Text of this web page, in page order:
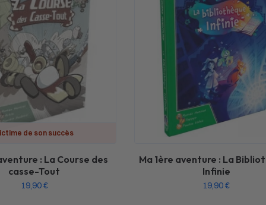
de son succès
: La Course des
casse-Tout
19,90€
Ma 1ère aventure : La
Infinie
19,90€